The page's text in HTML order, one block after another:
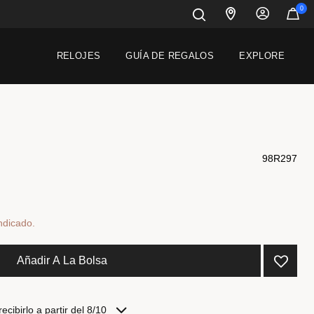
RELOJES GUÍA DE REGALOS EXPLORE
0
98R297
de
Añadir A La Bolsa
a partir del 8/10